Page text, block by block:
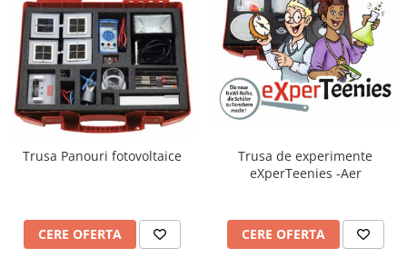
Trusa Panouri fotovoltaice
CERE OFERTA
Trusa de experimente
eXperTeenies -Aer
CERE OFERTA